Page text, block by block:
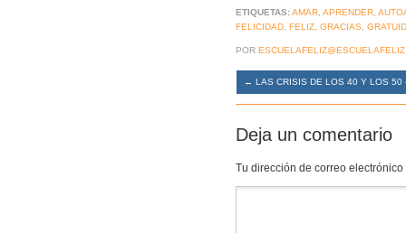
ETIQUETAS:AMAR APRENDER
FELICIDAD FELIZ GRACIAS
POR
← LAS CRISIS DE LOS 40 Y LOS 50
Deja un comentario
Tu dirección de correo